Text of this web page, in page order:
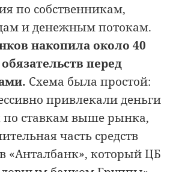
по собственникам,
и денежным потокам.
накопила около 40
перед
Схема была простой:
привлекали деньги
по ставкам выше рынка,
часть средств
в «Анталбанк», который ЦБ